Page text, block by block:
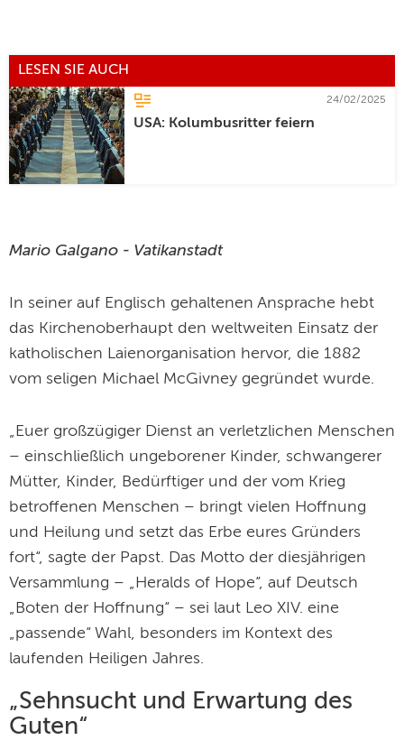
LESEN SIE AUCH
24/02/2025
USA: Kolumbusritter feiern
Mario Galgano - Vatikanstadt
In seiner auf Englisch gehaltenen Ansprache hebt
das Kirchenoberhaupt den weltweiten Einsatz der
katholischen Laienorganisation hervor, die 1882
vom seligen Michael McGivney gegründet wurde.
„Euer großzügiger Dienst an verletzlichen Menschen
– einschließlich ungeborener Kinder, schwangerer
Mütter, Kinder, Bedürftiger und der vom Krieg
betroffenen Menschen – bringt vielen Hoffnung
und Heilung und setzt das Erbe eures Gründers
fort“, sagte der Papst. Das Motto der diesjährigen
Versammlung – „Heralds of Hope“, auf Deutsch
„Boten der Hoffnung“ – sei laut Leo XIV. eine
„passende“ Wahl, besonders im Kontext des
laufenden Heiligen Jahres.
„Sehnsucht und Erwartung des
Guten“